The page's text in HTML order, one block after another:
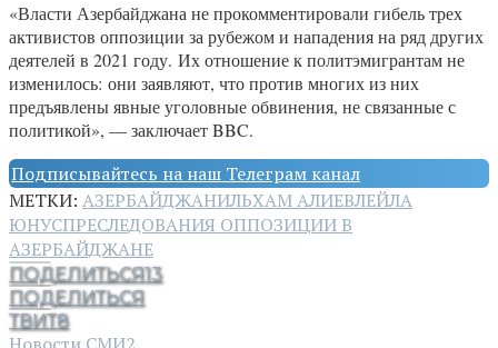
«Власти Азербайджана не прокомментировали гибель трех
активистов оппозиции за рубежом и нападения на ряд других
деятелей в 2021 году. Их отношение к политэмигрантам не
изменилось: они заявляют, что против многих из них
предъявлены явные уголовные обвинения, не связанные с
политикой», — заключает BBC.
Подписывайтесь на наш Телеграм канал
МЕТКИ: АЗЕРБАЙДЖАНИЛЬХАМ АЛИЕВЛЕЙЛА
ЮНУСПРЕСЛЕДОВАНИЯ ОППОЗИЦИИ В
АЗЕРБАЙДЖАНЕ
ПОДЕЛИТЬСЯ13
ПОДЕЛИТЬСЯ
ТВИТ8